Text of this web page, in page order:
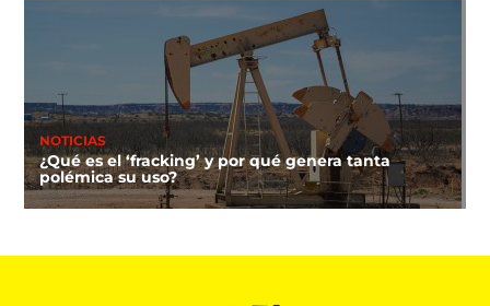
NOTICIAS
¿Qué es el ‘fracking’ y por qué genera tanta
polémica su uso?